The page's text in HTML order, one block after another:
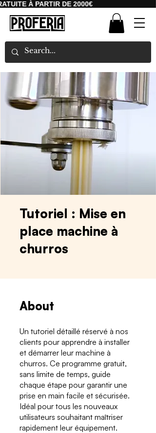
À PARTIR DE 2000€
Tutoriel : Mise en
place machine à
churros
About
Un tutoriel détaillé réservé à nos
clients pour apprendre à installer
et démarrer leur machine à
churros. Ce programme gratuit,
sans limite de temps, guide
chaque étape pour garantir une
prise en main facile et sécurisée.
Idéal pour tous les nouveaux
utilisateurs souhaitant maîtriser
rapidement leur équipement.